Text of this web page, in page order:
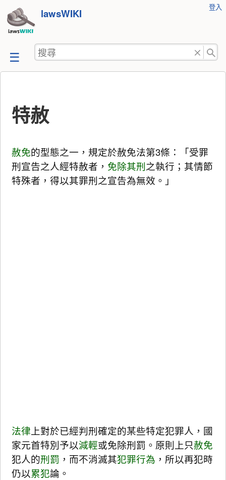
跳
至
容
lawsWIKI
工
登入
搜
尋
特赦
赦免的型態之一，規定於赦免法第3條：「受罪
刑宣告之人經特赦者， 免除其刑之執行；其情節
特殊者，得以其罪刑之宣告為無效。」
法律 上對於已經判刑確定的某些特定犯罪人，國
家元首特別予以減輕或免除刑罰。原則上只赦免
犯人的刑罰 ，而不消滅其犯罪行為 ，所以再犯時
仍以累犯論。